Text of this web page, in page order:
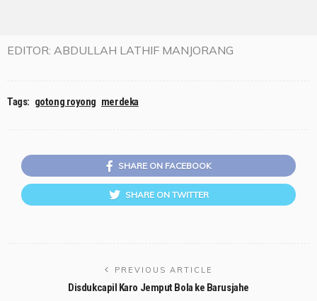
EDITOR: ABDULLAH LATHIF MANJORANG
Tags: gotong royong merdeka
SHARE ON FACEBOOK
SHARE ON TWITTER
PREVIOUS ARTICLE
Disdukcapil Karo Jemput Bola ke Barusjahe